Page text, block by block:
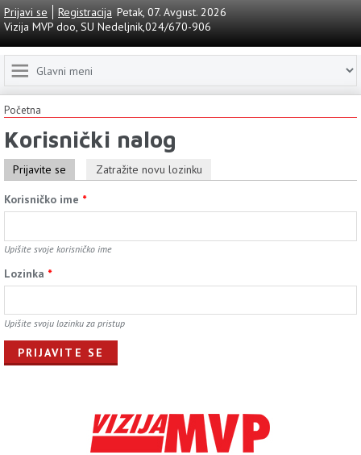
Prijavi se Registracija Petak, 07. Avgust. 2026
Vizija MVP doo, SU Nedeljnik,024/670-906
Početna
Korisnički nalog
Prijavite se Zatražite novu lozinku
Korisničko ime *
Upišite svoje korisničko ime
Lozinkа *
Upišite svoju lozinku za pristup